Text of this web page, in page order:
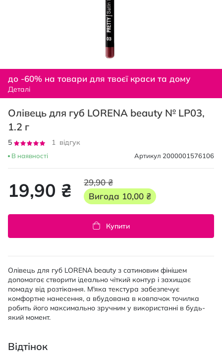
початку
галереї
до -60% на товари для твоєї краси та дому
Деталі
Олівець для губ LORENA beauty № LP03,
1.2 г
Рейтинг:
5
1 відгук
В наявності Артикул 2000001576106
19,90 ₴
29,90 ₴
Вигода 10,00 ₴
Купити
Олівець для губ LORENA beauty з сатиновим фінішем
допомагає створити ідеально чіткий контур і захищає
помаду від розтікання. М'яка текстура забезпечує
комфортне нанесення, а вбудована в ковпачок точилка
робить його максимально зручним у використанні в будь-
який момент.
Відтінок